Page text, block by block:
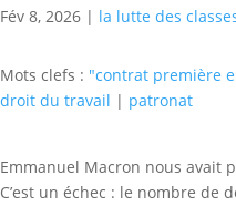
Fév 8, 2026 | la lutte des
Mots clefs : "contrat première
droit du travail | patronat
Emmanuel Macron nous avait
C’est un échec : le nombre de